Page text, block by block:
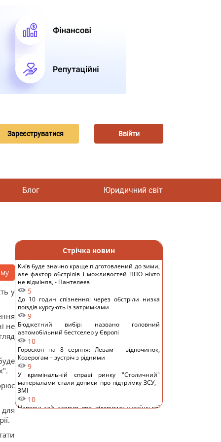
Зареєструватися Ввійти
Блог Юридичний світ
у
не
Стрічка новин
Київ буде значно краще підготовлений до зими,
але фактор обстрілів і можливостей ППО ніхто
не відміняв, - Пантелеєв
5
До 10 годин спізнення: через обстріли низка
поїздів курсують із затримками
9
Бюджетний вибір: названо головний
автомобільний бестселер у Європі
10
Гороскоп на 8 серпня: Левам – відпочинок,
Козерогам – зустріч з рідними
9
У кримінальній справі ринку "Столичний"
матеріалами стали дописи про підтримку ЗСУ, -
ЗМІ
10
Навроцький заявив про підтримку української